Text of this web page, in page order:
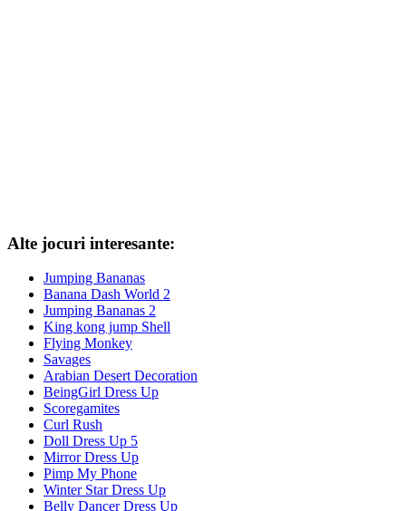
Alte jocuri interesante:
Jumping Bananas
Banana Dash World 2
Jumping Bananas 2
King kong jump Shell
Flying Monkey
Savages
Arabian Desert Decoration
BeingGirl Dress Up
Scoregamites
Curl Rush
Doll Dress Up 5
Mirror Dress Up
Pimp My Phone
Winter Star Dress Up
Belly Dancer Dress Up